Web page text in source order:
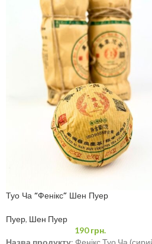
Туо Ча “Фенікс” Шен Пуер
Пуер, Шен Пуер
190грн.
Назва продукту: Фенікс Туо Ча